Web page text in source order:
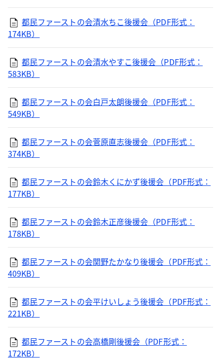
都民ファーストの会清水ちこ後援会（PDF形式：
174KB）
都民ファーストの会清水やすこ後援会（PDF形式：
583KB）
都民ファーストの会白戸太朗後援会（PDF形式：
549KB）
都民ファーストの会菅原直志後援会（PDF形式：
374KB）
都民ファーストの会鈴木くにかず後援会（PDF形式：
177KB）
都民ファーストの会鈴木正彦後援会（PDF形式：
178KB）
都民ファーストの会関野たかなり後援会（PDF形式：
409KB）
都民ファーストの会平けいしょう後援会（PDF形式：
221KB）
都民ファーストの会高橋剛後援会（PDF形式：
172KB）